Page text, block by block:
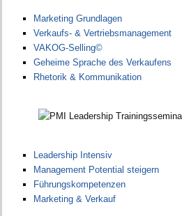
Marketing Grundlagen
Verkaufs- & Vertriebsmanagement
VAKOG-Selling©
Geheime Sprache des Verkaufens
Rhetorik & Kommunikation
Leadership Intensiv
Management Potential steigern
Führungskompetenzen
Marketing & Verkauf